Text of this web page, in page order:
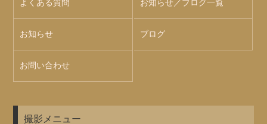
よくある質問 お知らせ／ブログ一覧
お知らせ ブログ
お問い合わせ
撮影メニュー